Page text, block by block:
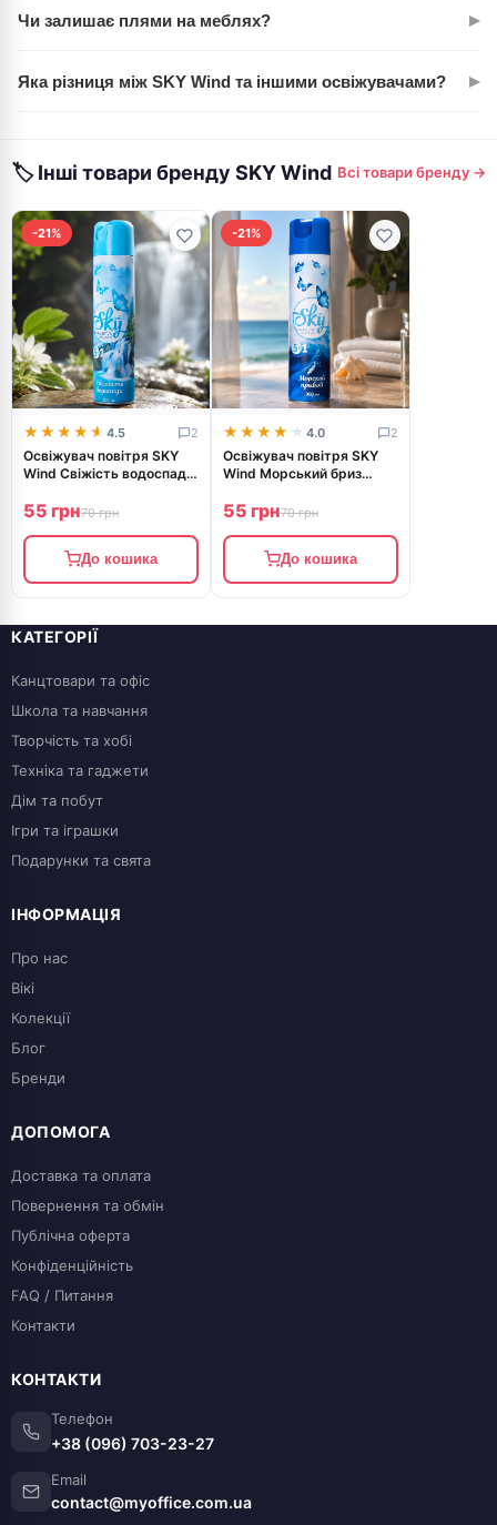
проведіть тест на алергійну реакцію.
Стійкість аромату залежить від об'єму приміщення — у
години.
Чи залишає плями на меблях? ▸
текстилі може залишити мікроскопічний слід при прямому
Яка різниця між SKY Wind та іншими освіжувачами? ▸
забиває їх ароматом, як дешевші аналоги.
🏷 Інші товари бренду SKY Wind Всі товари бренду →
-21%
★★★★★
★★★★★ 4.5 2
Освіжувач повітря SKY
Wind Свіжість водоспаду
55 грн70 грн
До кошика
-21%
★★★★★
★★★★★ 4.0 2
Освіжувач повітря SKY
Wind Морський бриз
55 грн70 грн
До кошика
КАТЕГОРІЇ
Канцтовари та офіс
Школа та навчання
Творчість та хобі
Техніка та гаджети
Дім та побут
Ігри та іграшки
Подарунки та свята
ІНФОРМАЦІЯ
Про нас
Вікі
Колекції
Блог
Бренди
ДОПОМОГА
Доставка та оплата
Повернення та обмін
Публічна оферта
Конфіденційність
FAQ / Питання
Контакти
КОНТАКТИ
Телефон
+38 (096) 703-23-27
Email
contact@myoffice.com.ua